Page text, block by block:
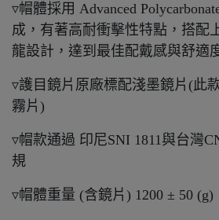
▿帽體採用 Advanced
成，有著高耐衝擊性特點，搭配
龍設計，達到最佳配戴感與舒適
▿護目鏡片原廠標配淺墨鏡片(此
霧片)
▿帽款通過 印尼SNI 1811與台灣
規
▿帽體重量 (含鏡片) 1200 ± 50 (g)